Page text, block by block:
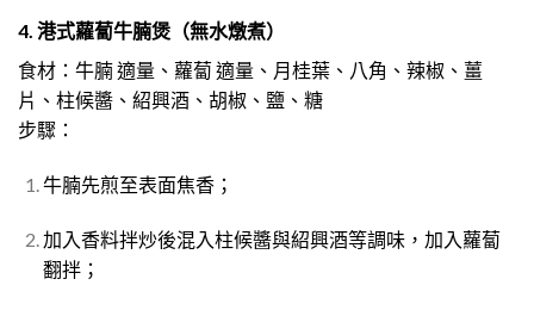
4. 港式蘿蔔牛腩煲（無水燉煮）
食材：牛腩 適量、蘿蔔 適量、月桂葉、八角、辣椒、薑
片、柱候醬、紹興酒、胡椒、鹽、糖
步驟：
牛腩先煎至表面焦香；
加入香料拌炒後混入柱候醬與紹興酒等調味，加入蘿蔔
翻拌；